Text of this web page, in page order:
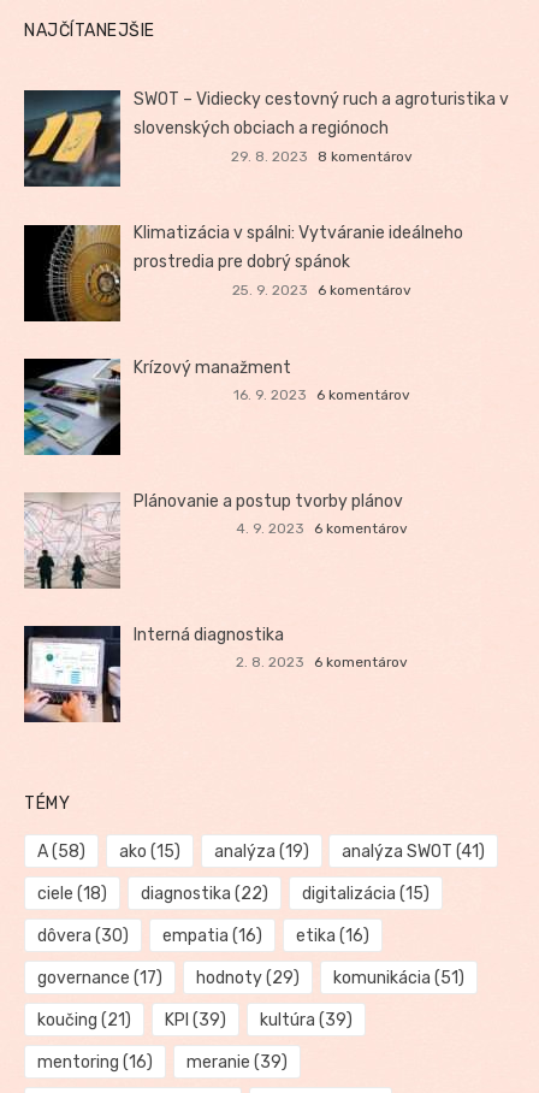
NAJČÍTANEJŠIE
SWOT – Vidiecky cestovný ruch a agroturistika v
slovenských obciach a regiónoch
29. 8. 2023 8 komentárov
Klimatizácia v spálni: Vytváranie ideálneho
prostredia pre dobrý spánok
25. 9. 2023 6 komentárov
Krízový manažment
16. 9. 2023 6 komentárov
Plánovanie a postup tvorby plánov
4. 9. 2023 6 komentárov
Interná diagnostika
2. 8. 2023 6 komentárov
TÉMY
A(58) ako (15) analýza (19) analýza SWOT (41)
ciele (18) diagnostika (22) digitalizácia (15)
dôvera (30) empatia (16) etika (16)
governance (17) hodnoty(29) komunikácia (51)
koučing (21) KPI (39) kultúra (39)
mentoring (16) meranie (39)